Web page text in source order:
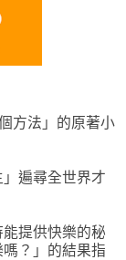
方法」的原著小
遍尋全世界才
提供快樂的秘
？」的結果指